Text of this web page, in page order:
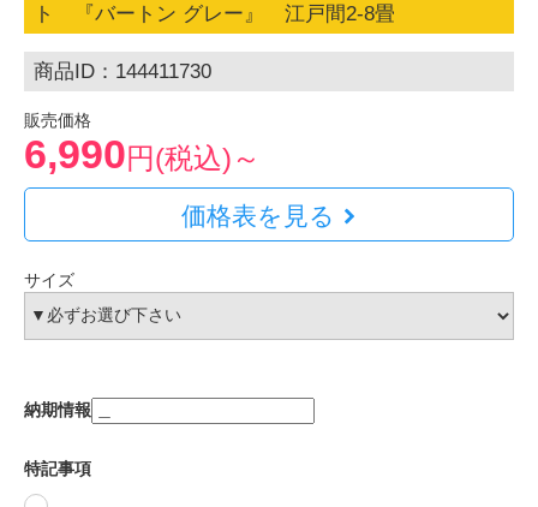
ト 『バートン グレー』 江戸間2-8畳
商品ID：144411730
販売価格
6,990円(税込)～
価格表を見る
サイズ
納期情報
特記事項